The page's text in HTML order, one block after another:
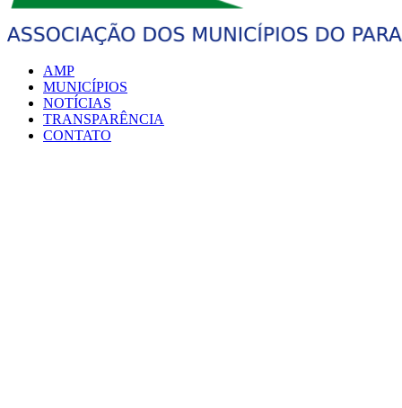
AMP
MUNICÍPIOS
NOTÍCIAS
TRANSPARÊNCIA
CONTATO